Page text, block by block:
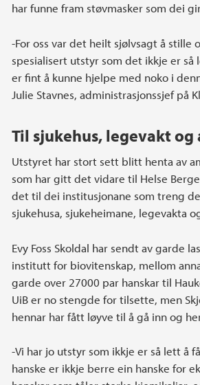
har funne fram støvmasker som dei
-For oss var det heilt sjølvsagt å stille
spesialisert utstyr som det ikkje er så
er fint å kunne hjelpe med noko i
Julie Stavnes, administrasjonssjef på
Til sjukehus, legevakt og
Utstyret har stort sett blitt henta av
som har gitt det vidare til Helse
det til dei institusjonane som treng
sjukehusa, sjukeheimane, legevakta
Evy Foss Skoldal har sendt av garde
institutt for biovitenskap, mellom
garde over 27000 par hanskar til
UiB er no stengde for tilsette, men
hennar har fått løyve til å gå inn og
-Vi har jo utstyr som ikkje er så lett å
hanske er ikkje berre ein hanske for